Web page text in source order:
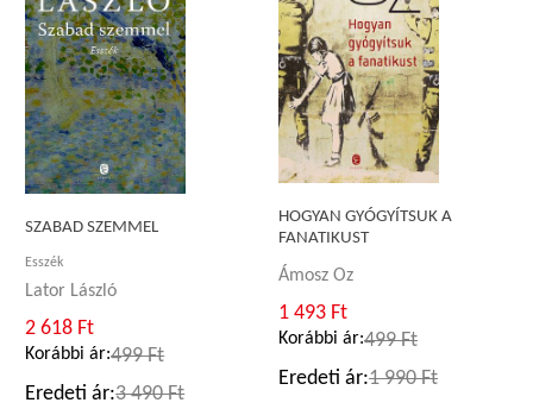
SZABAD SZEMMEL
Esszék
Lator László
2 618 Ft
Korábbi ár:499 Ft
Eredeti ár:3 490 Ft
HOGYAN GYÓGYÍTSUK A
FANATIKUST
Ámosz Oz
1 493 Ft
Korábbi ár:499 Ft
Eredeti ár:1 990 Ft